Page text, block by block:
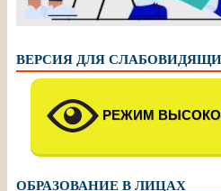
ВЕРСИЯ ДЛЯ
РЕЖИМ
ОБРАЗОВАНИЕ В ЛИЦАХ